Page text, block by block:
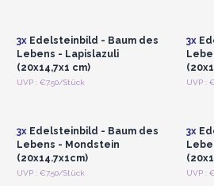
3xEdelsteinbild - Baum des
Lebens - Lapislazuli
(20x14,7x1 cm)
UVP : €7.50/Stück
3x
UVP :
Anmelden oder
3xEdelsteinbild - Baum des
Lebens - Mondstein
(20x14.7x1cm)
UVP : €7.50/Stück
3x
UVP :
Anmelden oder